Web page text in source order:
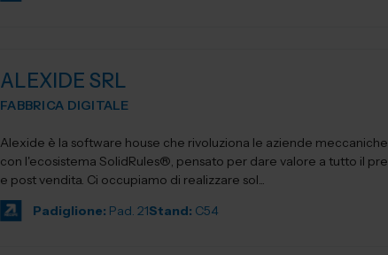
ALEXIDE SRL
FABBRICA DIGITALE
Alexide è la software house che rivoluziona le aziende meccaniche
con l'ecosistema SolidRules®, pensato per dare valore a tutto il pre
e post vendita. Ci occupiamo di realizzare sol...
Padiglione: Pad. 21Stand: C54